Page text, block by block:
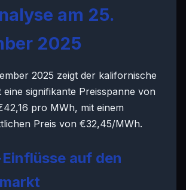
am 25.
2025
2025 zeigt der kalifornische
signifikante Preisspanne von
pro MWh, mit einem
Preis von €32,45/MWh.
auf den